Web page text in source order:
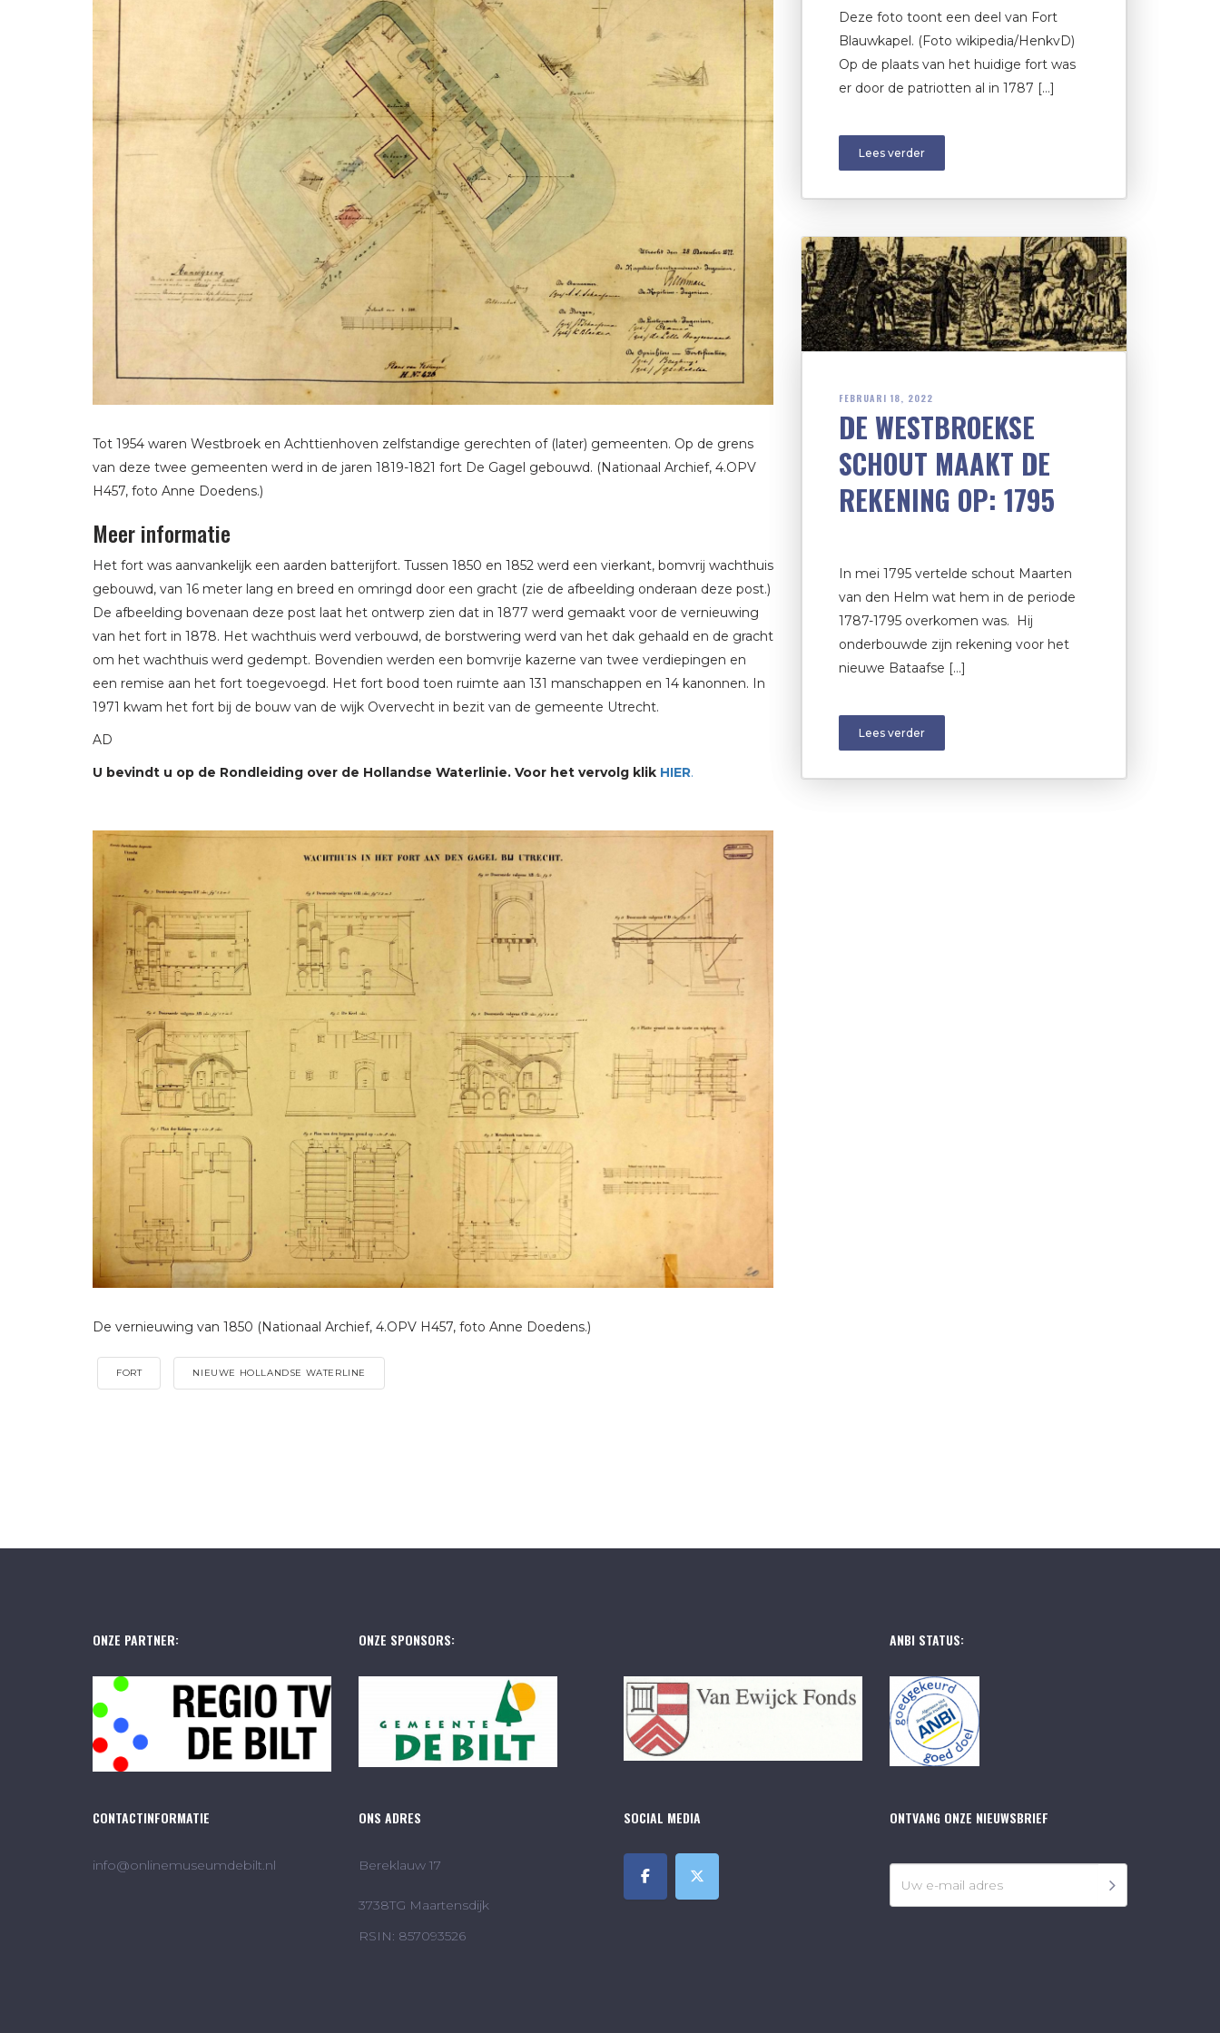
Tot 1954 waren Westbroek en Achttienhoven zelfstandige gerechten of (later) gemeenten. Op de grens
van deze twee gemeenten werd in de jaren 1819-1821 fort De Gagel gebouwd. (Nationaal Archief, 4.OPV
H457, foto Anne Doedens.)
Meer informatie
Het fort was aanvankelijk een aarden batterijfort. Tussen 1850 en 1852 werd een vierkant, bomvrij wachthuis
gebouwd, van 16 meter lang en breed en omringd door een gracht (zie de afbeelding onderaan deze post.)
De afbeelding bovenaan deze post laat het ontwerp zien dat in 1877 werd gemaakt voor de vernieuwing
van het fort in 1878. Het wachthuis werd verbouwd, de borstwering werd van het dak gehaald en de gracht
om het wachthuis werd gedempt. Bovendien werden een bomvrije kazerne van twee verdiepingen en
een remise aan het fort toegevoegd. Het fort bood toen ruimte aan 131 manschappen en 14 kanonnen. In
1971 kwam het fort bij de bouw van de wijk Overvecht in bezit van de gemeente Utrecht.
AD
U bevindt u op de Rondleiding over de Hollandse Waterlinie. Voor het vervolg klik HIER.
De vernieuwing van 1850 (Nationaal Archief, 4.OPV H457, foto Anne Doedens.)
FORT NIEUWE HOLLANDSE WATERLINE
Deze foto toont een deel van Fort
Blauwkapel. (Foto wikipedia/HenkvD)
Op de plaats van het huidige fort was
er door de patriotten al in 1787 […]
Lees verder
FEBRUARI 18, 2022
DE WESTBROEKSE
SCHOUT MAAKT DE
REKENING OP: 1795
In mei 1795 vertelde schout Maarten
van den Helm wat hem in de periode
1787-1795 overkomen was. Hij
onderbouwde zijn rekening voor het
nieuwe Bataafse […]
Lees verder
ONZE PARTNER: ONZE SPONSORS: ANBI STATUS:
CONTACTINFORMATIE
info@onlinemuseumdebilt.nl
ONS ADRES
Bereklauw 17
3738TG Maartensdijk
RSIN: 857093526
SOCIAL MEDIA ONTVANG ONZE NIEUWSBRIEF